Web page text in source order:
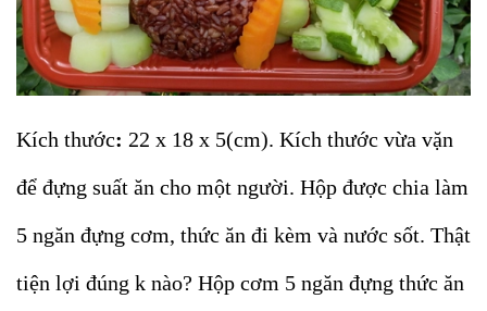
Kích thước: 22 x 18 x 5(cm). Kích thước vừa vặn
để đựng suất ăn cho một người. Hộp được chia làm
5 ngăn đựng cơm, thức ăn đi kèm và nước sốt. Thật
tiện lợi đúng k nào? Hộp cơm 5 ngăn đựng thức ăn